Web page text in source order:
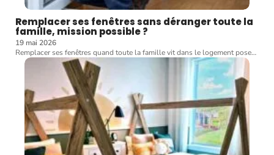
Remplacer ses fenêtres sans déranger toute la
famille, mission possible ?
19 mai 2026
Remplacer ses fenêtres quand toute la famille vit dans le logement pose…